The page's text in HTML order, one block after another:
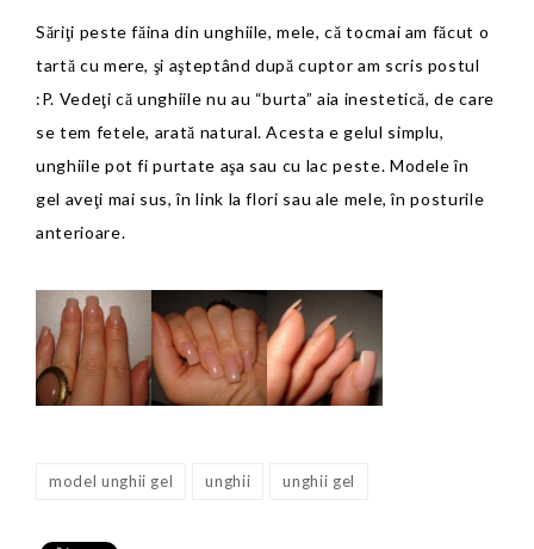
Săriţi peste făina din unghiile, mele, că tocmai am făcut o
tartă cu mere, şi aşteptând după cuptor am scris postul
:P. Vedeţi că unghiile nu au “burta” aia inestetică, de care
se tem fetele, arată natural. Acesta e gelul simplu,
unghiile pot fi purtate aşa sau cu lac peste. Modele în
gel aveţi mai sus, în link la flori sau ale mele, în posturile
anterioare.
model unghii gel unghii unghii gel